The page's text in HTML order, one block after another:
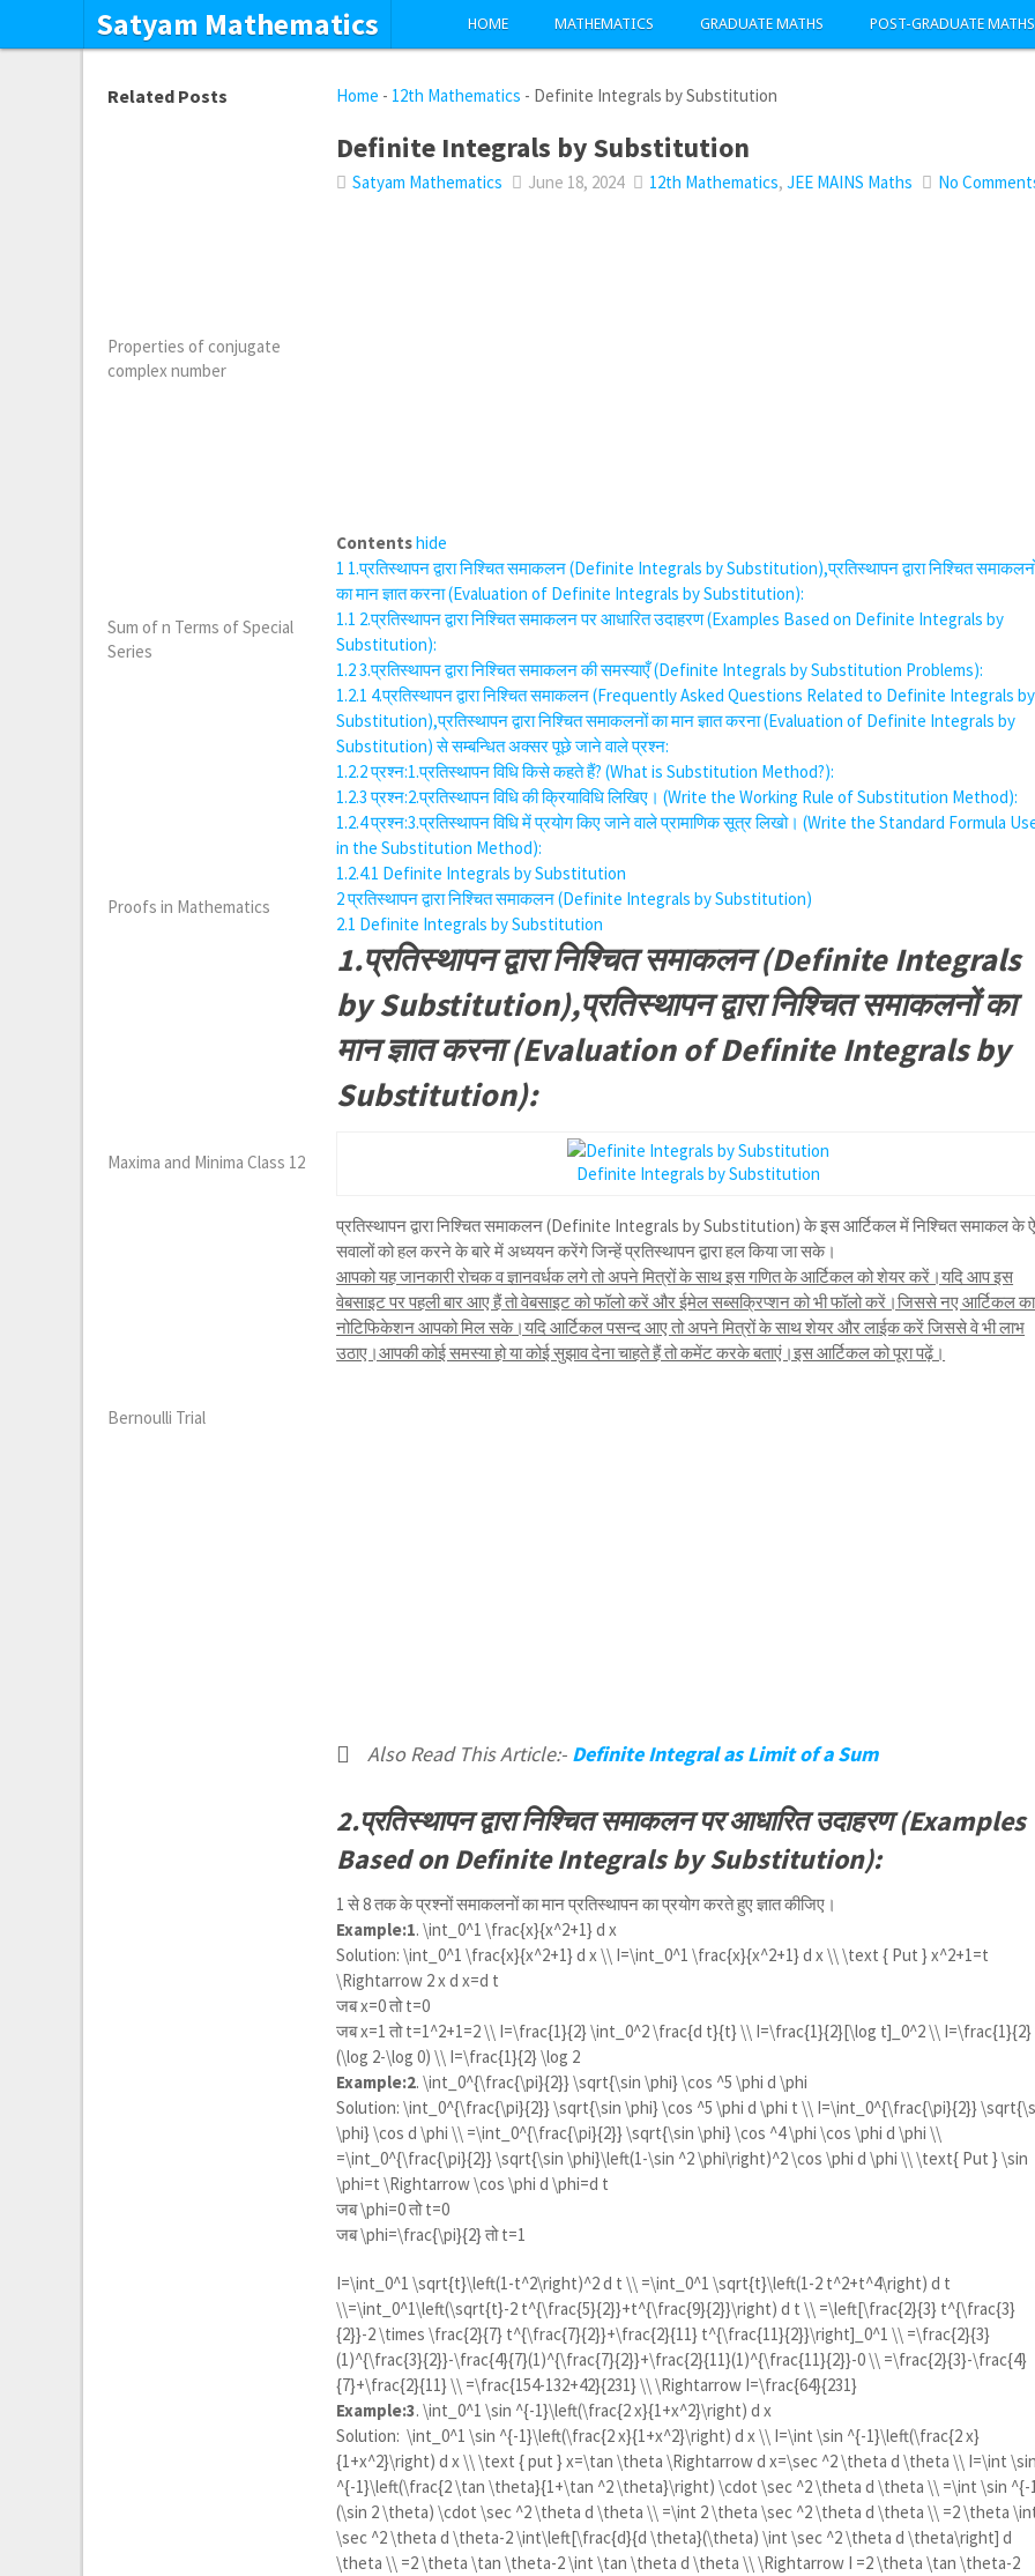
Satyam Mathematics HOME MATHEMATICS GRADUATE MATHS POST-GRADUATE MATHS
Home - 12th Mathematics - Definite Integrals by Substitution
Definite Integrals by Substitution
Satyam Mathematics June 18, 2024 12th Mathematics,JEE MAINS Maths No
Contentshide
1 1.प्रतिस्थापन द्वारा निश्चित समाकलन (Definite Integrals by Substitution),प्रतिस्थापन द्वारा निश्चित
का मान ज्ञात करना (Evaluation of Definite Integrals by Substitution):
1.1 2.प्रतिस्थापन द्वारा निश्चित समाकलन पर आधारित उदाहरण (Examples Based on Definite Integrals by
Substitution):
1.23.प्रतिस्थापन द्वारा निश्चित समाकलन की समस्याएँ (Definite Integrals by Substitution Problems):
1.2.1 4.प्रतिस्थापन द्वारा निश्चित समाकलन (Frequently Asked Questions Related to Definite Integrals by
Substitution),प्रतिस्थापन द्वारा निश्चित समाकलनों का मान ज्ञात करना (Evaluation of Definite Integrals by
Substitution) से सम्बन्धित अक्सर पूछे जाने वाले प्रश्न:
1.2.2प्रश्न:1.प्रतिस्थापन विधि किसे कहते हैं? (What is Substitution Method?):
1.2.3 प्रश्न:2.प्रतिस्थापन विधि की क्रियाविधि लिखिए। (Write the Working Rule of Substitution Method):
1.2.4प्रश्न:3.प्रतिस्थापन विधि में प्रयोग किए जाने वाले प्रामाणिक सूत्र लिखो। (Write the Standard Formula
in the Substitution Method):
1.2.4.1 Definite Integrals by Substitution
2प्रतिस्थापन द्वारा निश्चित समाकलन (Definite Integrals by Substitution)
2.1 Definite Integrals by Substitution
1.प्रतिस्थापन द्वारा निश्चित समाकलन (Definite Integrals
by Substitution),प्रतिस्थापन द्वारा निश्चित समाकलनों का
मान ज्ञात करना (Evaluation of Definite Integrals by
Substitution):
Definite Integrals by Substitution
प्रतिस्थापन द्वारा निश्चित समाकलन (Definite Integrals by Substitution) के इस आर्टिकल में निश्चित समाकल के
सवालों को हल करने के बारे में अध्ययन करेंगे जिन्हें प्रतिस्थापन द्वारा हल किया जा सके।
आपको यह जानकारी रोचक व ज्ञानवर्धक लगे तो अपने मित्रों के साथ इस गणित के आर्टिकल को शेयर करें।यदि आप इस
वेबसाइट पर पहली बार आए हैं तो वेबसाइट को फॉलो करें और ईमेल सब्सक्रिप्शन को भी फॉलो करें।जिससे नए आर्टिकल का
नोटिफिकेशन आपको मिल सके।यदि आर्टिकल पसन्द आए तो अपने मित्रों के साथ शेयर और लाईक करें जिससे वे भी लाभ
उठाए।आपकी कोई समस्या हो या कोई सुझाव देना चाहते हैं तो कमेंट करके बताएं।इस आर्टिकल को पूरा पढ़ें।
Also Read This Article:- Definite Integral as Limit of a Sum
2.प्रतिस्थापन द्वारा निश्चित समाकलन पर आधारित उदाहरण (Examples
Based on Definite Integrals by Substitution):
1 से 8 तक के प्रश्नों समाकलनों का मान प्रतिस्थापन का प्रयोग करते हुए ज्ञात कीजिए।
Example:1.\int_0^1 \frac{x}{x^2+1} d x
Solution:\int_0^1 \frac{x}{x^2+1} d x \\ I=\int_0^1 \frac{x}{x^2+1} d x \\ \text { Put } x^2+1=t
\Rightarrow 2 x d x=d t
जब x=0 तो t=0
जब x=1 तोt=1^2+1=2 \\ I=\frac{1}{2} \int_0^2 \frac{d t}{t} \\ I=\frac{1}{2}[\log t]_0^2 \\ I=\frac{1}{2}
(\log 2-\log 0) \\ I=\frac{1}{2} \log 2
Example:2.\int_0^{\frac{\pi}{2}} \sqrt{\sin \phi} \cos ^5 \phi d \phi
Solution:\int_0^{\frac{\pi}{2}} \sqrt{\sin \phi} \cos ^5 \phi d \phi t \\ I=\int_0^{\frac{\pi}{2}}
\phi} \cos d \phi \\ =\int_0^{\frac{\pi}{2}} \sqrt{\sin \phi} \cos ^4 \phi \cos \phi d \phi \\
=\int_0^{\frac{\pi}{2}} \sqrt{\sin \phi}\left(1-\sin ^2 \phi\right)^2 \cos \phi d \phi \\ \text{ Put } \sin
\phi=t \Rightarrow \cos \phi d \phi=d t
जब\phi=0तो t=0
जब\phi=\frac{\pi}{2}तो t=1
I=\int_0^1 \sqrt{t}\left(1-t^2\right)^2 d t \\ =\int_0^1 \sqrt{t}\left(1-2 t^2+t^4\right) d t
\\=\int_0^1\left(\sqrt{t}-2 t^{\frac{5}{2}}+t^{\frac{9}{2}}\right) d t \\ =\left[\frac{2}{3} t^{\frac{3}
{2}}-2 \times \frac{2}{7} t^{\frac{7}{2}}+\frac{2}{11} t^{\frac{11}{2}}\right]_0^1 \\ =\frac{2}{3}
(1)^{\frac{3}{2}}-\frac{4}{7}(1)^{\frac{7}{2}}+\frac{2}{11}(1)^{\frac{11}{2}}-0 \\ =\frac{2}{3}-\frac{4}
{7}+\frac{2}{11} \\ =\frac{154-132+42}{231} \\ \Rightarrow I=\frac{64}{231}
Example:3.\int_0^1 \sin ^{-1}\left(\frac{2 x}{1+x^2}\right) d x
Solution:\int_0^1 \sin ^{-1}\left(\frac{2 x}{1+x^2}\right) d x \\ I=\int \sin ^{-1}\left(\frac{2 x}
{1+x^2}\right) d x \\ \text { put } x=\tan \theta \Rightarrow d x=\sec ^2 \theta d \theta \\ I=\int
^{-1}\left(\frac{2 \tan \theta}{1+\tan ^2 \theta}\right) \cdot \sec ^2 \theta d \theta \\ =\int \sin ^{-
(\sin 2 \theta) \cdot \sec ^2 \theta d \theta \\ =\int 2 \theta \sec ^2 \theta d \theta \\ =2 \theta
\sec ^2 \theta d \theta-2 \int\left[\frac{d}{d \theta}(\theta) \int \sec ^2 \theta d \theta\right] d
\theta \\ =2 \theta \tan \theta-2 \int \tan \theta d \theta \\ \Rightarrow I =2 \theta \tan \theta-2
Related Posts
Properties of conjugate
complex number
Sum of n Terms of Special
Series
Proofs in Mathematics
Maxima and Minima Class 12
Bernoulli Trial